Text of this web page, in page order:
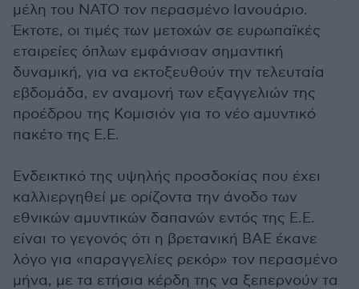
μέλη του ΝΑΤΟ τον περασμένο Ιανουάριο.
Έκτοτε, οι τιμές των μετοχών σε ευρωπαϊκές
εταιρείες όπλων εμφάνισαν σημαντική
δυναμική, για να εκτοξευθούν την τελευταία
εβδομάδα, εν αναμονή των εξαγγελιών της
προέδρου της Κομισιόν για το νέο αμυντικό
πακέτο της Ε.Ε.
Ενδεικτικό της υψηλής προσδοκίας που έχει
καλλιεργηθεί με ορίζοντα την άνοδο των
εθνικών αμυντικών δαπανών εντός της Ε.Ε.
είναι το γεγονός ότι η βρετανική ΒΑΕ έκανε
λόγο για «παραγγελίες ρεκόρ» τον περασμένο
μήνα, με τα ετήσια κέρδη της να ξεπερνούν τα